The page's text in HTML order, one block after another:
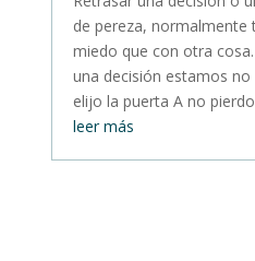
de pereza, normalmente
miedo que con otra
una decisión estamos
elijo la puerta A no pierdo
leer más